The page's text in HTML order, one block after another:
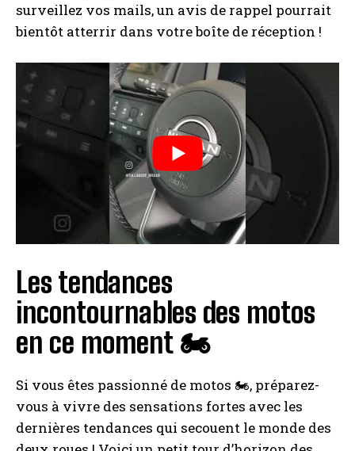
surveillez vos mails, un avis de rappel pourrait
bientôt atterrir dans votre boîte de réception !
Les tendances
incontournables des motos
en ce moment 🏍️
Si vous êtes passionné de motos 🏍️, préparez-
vous à vivre des sensations fortes avec les
dernières tendances qui secouent le monde des